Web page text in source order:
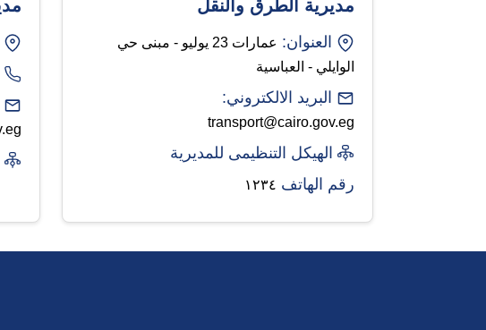
مديرية الطرق والنقل
العنوان:
عمارات 23 يوليو - مبنى حي
الوايلي - العباسية
البريد الالكتروني:
transport@cairo.gov.eg
الهيكل التنظيمى للمديرية
رقم الهاتف ١٢٣٤